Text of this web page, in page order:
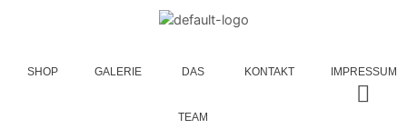
SHOP GALERIE DAS
TEAM
KONTAKT IMPRESSUM